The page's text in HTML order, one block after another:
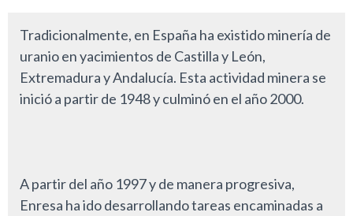
Tradicionalmente, en España ha existido minería de
uranio en yacimientos de Castilla y León,
Extremadura y Andalucía. Esta actividad minera se
inició a partir de 1948 y culminó en el año 2000.
A partir del año 1997 y de manera progresiva,
Enresa ha ido desarrollando tareas encaminadas a